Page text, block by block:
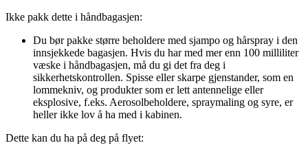
Ikke pakk dette i håndbagasjen:
Du bør pakke større beholdere med sjampo og hårspray i den
innsjekkede bagasjen. Hvis du har med mer enn 100 milliliter
væske i håndbagasjen, må du gi det fra deg i
sikkerhetskontrollen. Spisse eller skarpe gjenstander, som en
lommekniv, og produkter som er lett antennelige eller
eksplosive, f.eks. Aerosolbeholdere, spraymaling og syre, er
heller ikke lov å ha med i kabinen.
Dette kan du ha på deg på flyet: